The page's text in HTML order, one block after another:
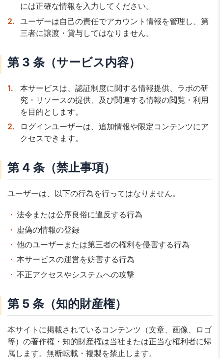
には正確な情報を入力してください。
ユーザーは自己の責任でアカウント情報を管理し、第
三者に譲渡・貸与してはなりません。
第 3 条（サービス内容）
本サービスは、認証制度に関する情報提供、ラボの研
究・リソースの提供、及び関連する情報の閲覧・利用
を目的とします。
ログインユーザーは、追加情報や限定コンテンツにア
クセスできます。
第 4 条（禁止事項）
ユーザーは、以下の行為を行ってはなりません。
法令または公序良俗に違反する行為
虚偽の情報の登録
他のユーザーまたは第三者の権利を侵害する行為
本サービスの運営を妨害する行為
不正アクセスやシステムへの攻撃
第 5 条（知的財産権）
本サイトに掲載されているコンテンツ（文章、画像、ロゴ
等）の著作権・知的財産権は当社または正当な権利者に帰
属します。無断転載・複製を禁止します。